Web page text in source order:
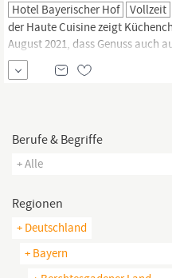
Hotel Bayerischer Hof Vollzeit
der Haute Cuisine zeigt
August 2021, dass Genuss auch
wird. Mit seiner puristischen,
erweitert durch asiatische
Berufe & Begriffe
+ Alle
Regionen
+ Deutschland
+ Bayern